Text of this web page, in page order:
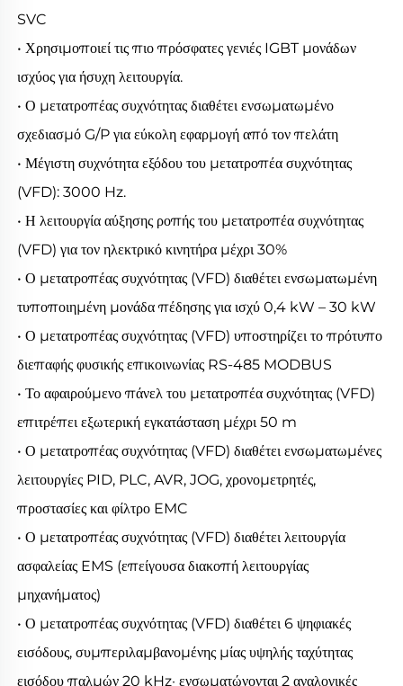
SVC
• Χρησιμοποιεί τις πιο πρόσφατες γενιές IGBT μονάδων
ισχύος για ήσυχη λειτουργία.
• Ο μετατροπέας συχνότητας διαθέτει ενσωματωμένο
σχεδιασμό G/P για εύκολη εφαρμογή από τον πελάτη
• Μέγιστη συχνότητα εξόδου του μετατροπέα συχνότητας
(VFD): 3000 Hz.
• Η λειτουργία αύξησης ροπής του μετατροπέα συχνότητας
(VFD) για τον ηλεκτρικό κινητήρα μέχρι 30%
• Ο μετατροπέας συχνότητας (VFD) διαθέτει ενσωματωμένη
τυποποιημένη μονάδα πέδησης για ισχύ 0,4 kW – 30 kW
• Ο μετατροπέας συχνότητας (VFD) υποστηρίζει το πρότυπο
διεπαφής φυσικής επικοινωνίας RS-485 MODBUS
• Το αφαιρούμενο πάνελ του μετατροπέα συχνότητας (VFD)
επιτρέπει εξωτερική εγκατάσταση μέχρι 50 m
• Ο μετατροπέας συχνότητας (VFD) διαθέτει ενσωματωμένες
λειτουργίες PID, PLC, AVR, JOG, χρονομετρητές,
προστασίες και φίλτρο EMC
• Ο μετατροπέας συχνότητας (VFD) διαθέτει λειτουργία
ασφαλείας EMS (επείγουσα διακοπή λειτουργίας
μηχανήματος)
• Ο μετατροπέας συχνότητας (VFD) διαθέτει 6 ψηφιακές
εισόδους, συμπεριλαμβανομένης μίας υψηλής ταχύτητας
εισόδου παλμών 20 kHz· ενσωματώνονται 2 αναλογικές